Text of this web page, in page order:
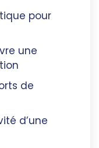
pour
une
de
d’une